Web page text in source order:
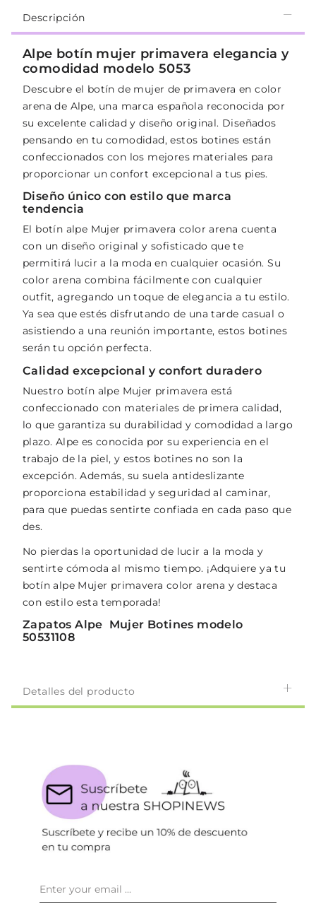
Descripción
Alpe botín mujer primavera elegancia y
comodidad modelo 5053
Descubre el botín de mujer de primavera en color
arena de Alpe, una marca española reconocida por
su excelente calidad y diseño original. Diseñados
pensando en tu comodidad, estos botines están
confeccionados con los mejores materiales para
proporcionar un confort excepcional a tus pies.
Diseño único con estilo que marca
tendencia
El botín alpe Mujer primavera color arena cuenta
con un diseño original y sofisticado que te
permitirá lucir a la moda en cualquier ocasión. Su
color arena combina fácilmente con cualquier
outfit, agregando un toque de elegancia a tu estilo.
Ya sea que estés disfrutando de una tarde casual o
asistiendo a una reunión importante, estos botines
serán tu opción perfecta.
Calidad excepcional y confort duradero
Nuestro botín alpe Mujer primavera está
confeccionado con materiales de primera calidad,
lo que garantiza su durabilidad y comodidad a largo
plazo. Alpe es conocida por su experiencia en el
trabajo de la piel, y estos botines no son la
excepción. Además, su suela antideslizante
proporciona estabilidad y seguridad al caminar,
para que puedas sentirte confiada en cada paso que
des.
No pierdas la oportunidad de lucir a la moda y
sentirte cómoda al mismo tiempo. ¡Adquiere ya tu
botín alpe Mujer primavera color arena y destaca
con estilo esta temporada!
Zapatos Alpe Mujer Botines modelo
50531108
Detalles del producto